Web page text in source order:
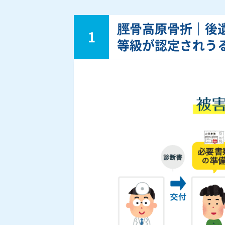
1
脛骨高原骨折｜後
等級が認定されう